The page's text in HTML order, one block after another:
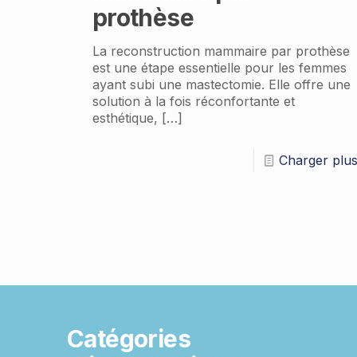
prothèse
La reconstruction mammaire par prothèse
est une étape essentielle pour les femmes
ayant subi une mastectomie. Elle offre une
solution à la fois réconfortante et
esthétique, […]
Charger plus
Catégories